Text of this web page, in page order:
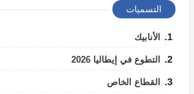
التسميات
الأنابيك
التطوع في إيطاليا 2026
القطاع الخاص